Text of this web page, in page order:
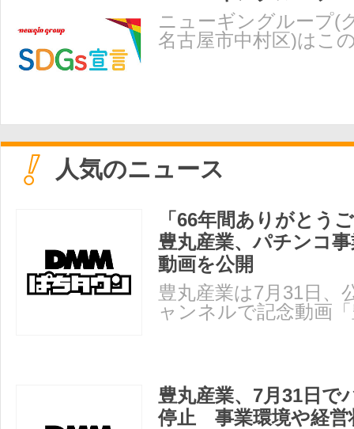
ニューギングループ(
名古屋市中村区)はこ
人気のニュース
「66年間ありがとう
豊丸産業、パチンコ
動画を公開
豊丸産業は7月31日、
ャンネルで記念動画
豊丸産業、7月31日で
停止 事業環境や経営